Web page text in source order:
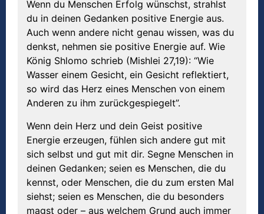
Wenn du Menschen Erfolg wünschst, strahlst
du in deinen Gedanken positive Energie aus.
Auch wenn andere nicht genau wissen, was du
denkst, nehmen sie positive Energie auf. Wie
König Shlomo schrieb (Mishlei 27,19): “Wie
Wasser einem Gesicht, ein Gesicht reflektiert,
so wird das Herz eines Menschen von einem
Anderen zu ihm zurückgespiegelt”.
Wenn dein Herz und dein Geist positive
Energie erzeugen, fühlen sich andere gut mit
sich selbst und gut mit dir. Segne Menschen in
deinen Gedanken; seien es Menschen, die du
kennst, oder Menschen, die du zum ersten Mal
siehst; seien es Menschen, die du besonders
magst oder – aus welchem Grund auch immer